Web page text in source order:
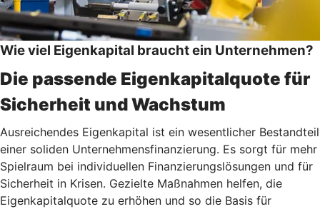
Wie viel Eigenkapital braucht ein Unternehmen?
Die passende Eigenkapitalquote für
Sicherheit und Wachstum
Ausreichendes Eigenkapital ist ein wesentlicher Bestandteil
einer soliden Unternehmensfinanzierung. Es sorgt für mehr
Spielraum bei individuellen Finanzierungslösungen und für
Sicherheit in Krisen. Gezielte Maßnahmen helfen, die
Eigenkapitalquote zu erhöhen und so die Basis für